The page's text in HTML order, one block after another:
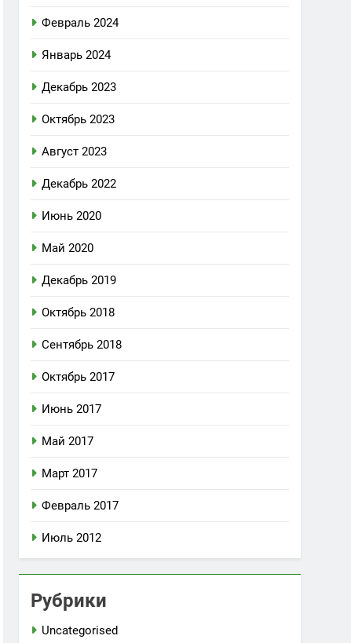
Февраль 2024
Январь 2024
Декабрь 2023
Октябрь 2023
Август 2023
Декабрь 2022
Июнь 2020
Май 2020
Декабрь 2019
Октябрь 2018
Сентябрь 2018
Октябрь 2017
Июнь 2017
Май 2017
Март 2017
Февраль 2017
Июль 2012
Рубрики
Uncategorised